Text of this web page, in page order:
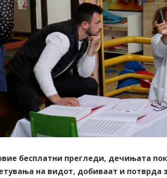
бесплатни прегледи, дечињата
на видот, добиваат и потврда